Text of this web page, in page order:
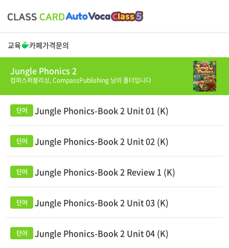
교육 카페가격문의
Jungle Phonics 2
컴퍼스퍼블리싱,CompassPublishing 님의 폴더입니다
Jungle Phonics-Book 2 Unit 01 (K)
Jungle Phonics-Book 2 Unit 02 (K)
Jungle Phonics-Book 2 Review 1 (K)
Jungle Phonics-Book 2 Unit 03 (K)
Jungle Phonics-Book 2 Unit 04 (K)